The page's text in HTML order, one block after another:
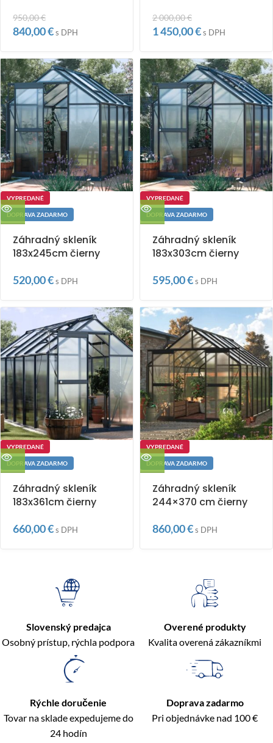
950,00€
840,00€s DPH
2 000,00€
1 450,00€s DPH
VYPREDANÉ
DOPRAVA ZADARMO
Záhradný skleník
183x245cm čierny
520,00€s DPH
VYPREDANÉ
DOPRAVA ZADARMO
Záhradný skleník
183x303cm čierny
595,00€s DPH
VYPREDANÉ
DOPRAVA ZADARMO
Záhradný skleník
183x361cm čierny
660,00€s DPH
VYPREDANÉ
DOPRAVA ZADARMO
Záhradný skleník
244×370 cm čierny
860,00€s DPH
Slovenský predajca
Osobný prístup, rýchla podpora
Overené produkty
Kvalita overená zákazníkmi
Rýchle doručenie
Tovar na sklade expedujeme do
24 hodín
Doprava zadarmo
Pri objednávke nad 100 €